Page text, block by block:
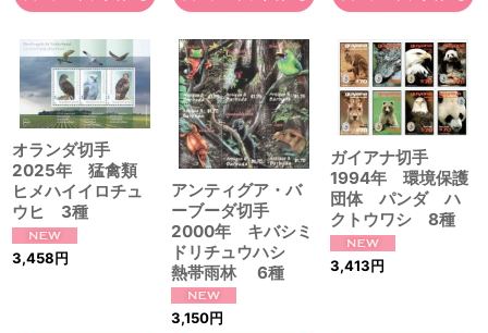
オランダ切手
2025年 猛禽類
ヒメハイイロチュ
ウヒ 3種
3,458円
アンティグア・バ
ーブーダ切手
2000年 キバシミ
ドリチュウハシ
熱帯雨林 6種
3,150円
ガイアナ切手
1994年 環境保護
団体 パンダ ハ
クトウワシ 8種
3,413円